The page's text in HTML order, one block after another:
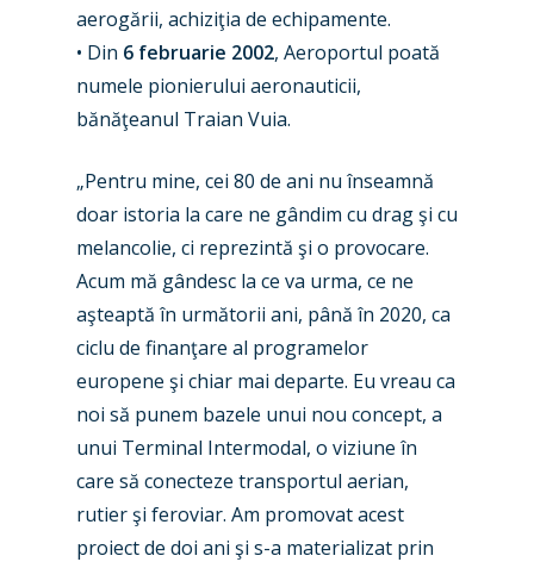
aerogării, achiziţia de echipamente.
• Din 6 februarie 2002, Aeroportul poată
numele pionierului aeronauticii,
bănăţeanul Traian Vuia.
„Pentru mine, cei 80 de ani nu înseamnă
doar istoria la care ne gândim cu drag şi cu
melancolie, ci reprezintă şi o provocare.
Acum mă gândesc la ce va urma, ce ne
aşteaptă în următorii ani, până în 2020, ca
ciclu de finanţare al programelor
europene şi chiar mai departe. Eu vreau ca
noi să punem bazele unui nou concept, a
unui Terminal Intermodal, o viziune în
care să conecteze transportul aerian,
rutier şi feroviar. Am promovat acest
proiect de doi ani şi s-a materializat prin
Dubai 2019
Paris 2019
Jobs
Contact